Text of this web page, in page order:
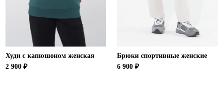
Худи с капюшоном женская
2 900 ₽
Брюки спортивные женские
6 900 ₽